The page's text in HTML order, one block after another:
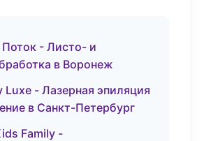
- Листо- и
в Воронеж
Luxe - Лазерная эпиляция
в Санкт-Петербург
Family -